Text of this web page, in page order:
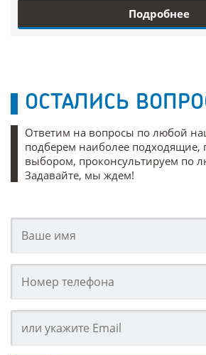
Подробнее
ОСТАЛИСЬ
Ответим на вопросы по любой
подберем наиболее подходящие,
выбором, проконсультируем по
Задавайте, мы ждем!